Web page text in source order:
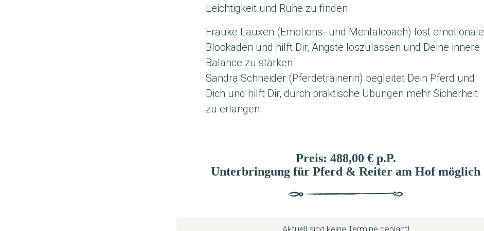
Leich­tig­keit und Ruhe zu finden.
Frau­ke Lau­xen (Emo­ti­ons- und Men­tal­coach) löst emo­tio­na­le
Blo­cka­den und hilft Dir, Ängs­te los­zu­las­sen und Dei­ne inne­re
Balan­ce zu stärken.
San­dra Schnei­der (Pfer­de­trai­ne­rin) beglei­tet Dein Pferd und
Dich und hilft Dir, durch prak­ti­sche Übun­gen mehr Sicher­heit
zu erlangen.
Preis: 488,00 € p.P.
Unterbringung für Pferd & Reiter am Hof möglich